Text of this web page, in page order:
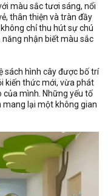
màu sắc tươi sáng, nổi
thân thiện và tràn đầy
chỉ thu hút sự chú
nhận biết màu sắc
sách hình cây được bố trí
kiến thức mới, vừa phát
mình. Những yếu tố
mang lại một không gian